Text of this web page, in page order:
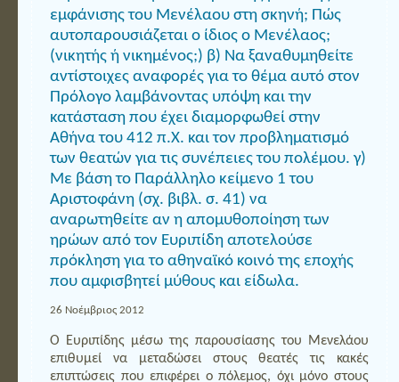
εμφάνισης του Μενέλαου στη σκηνή; Πώς
αυτοπαρουσιάζεται ο ίδιος ο Μενέλαος;
(νικητής ή νικημένος;) β) Να ξαναθυμηθείτε
αντίστοιχες αναφορές για το θέμα αυτό στον
Πρόλογο λαμβάνοντας υπόψη και την
κατάσταση που έχει διαμορφωθεί στην
Αθήνα του 412 π.Χ. και τον προβληματισμό
των θεατών για τις συνέπειες του πολέμου. γ)
Με βάση το Παράλληλο κείμενο 1 του
Αριστοφάνη (σχ. βιβλ. σ. 41) να
αναρωτηθείτε αν η απομυθοποίηση των
ηρώων από τον Ευριπίδη αποτελούσε
πρόκληση για το αθηναϊκό κοινό της εποχής
που αμφισβητεί μύθους και είδωλα.
26 Νοέμβριος 2012
Ο Ευριπίδης μέσω της παρουσίασης του Μενελάου
επιθυμεί να μεταδώσει στους θεατές τις κακές
επιπτώσεις που επιφέρει ο πόλεμος, όχι μόνο στους